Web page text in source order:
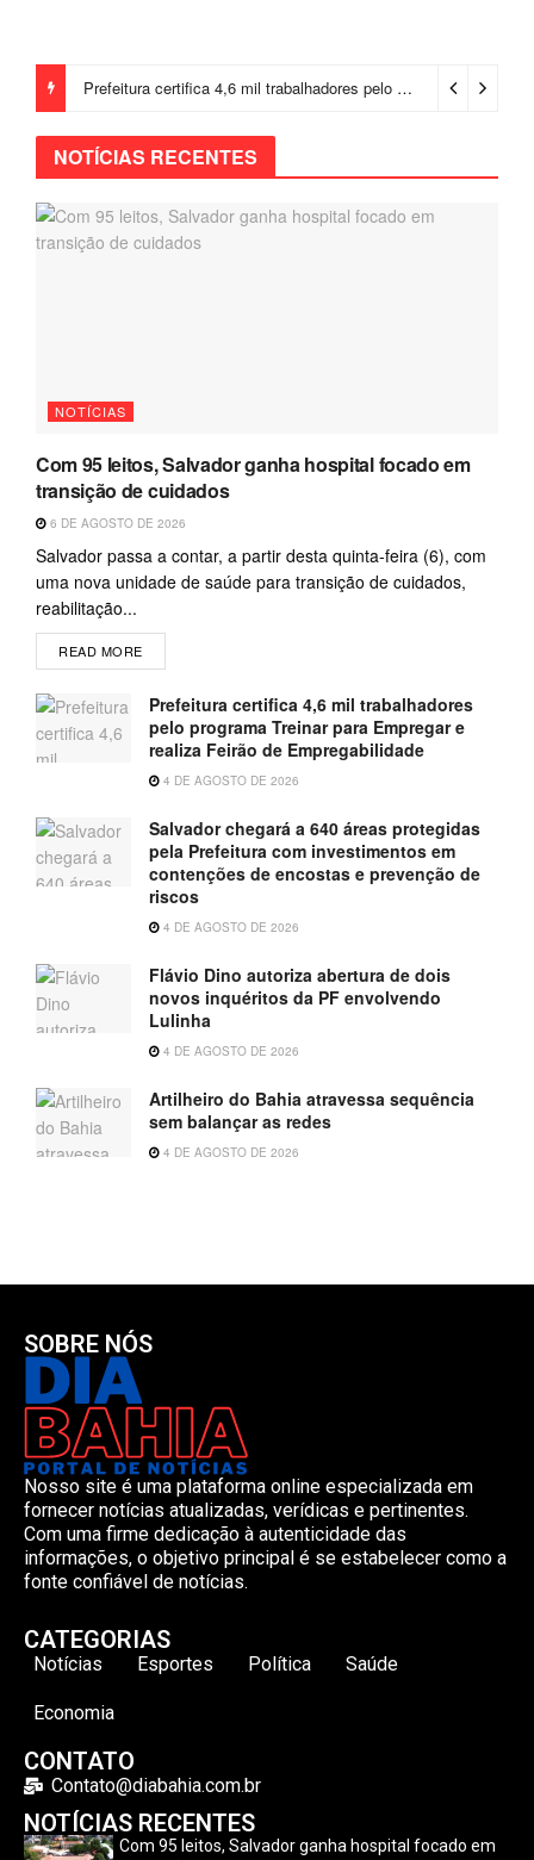
Prefeitura certifica 4,6 mil trabalhadores pelo programa Treinar para Empregar e realiza Feirão de Empregabilidade
NOTÍCIAS RECENTES
NOTÍCIAS
Com 95 leitos, Salvador ganha hospital focado em
transição de cuidados
6 DE AGOSTO DE 2026
Salvador passa a contar, a partir desta quinta-feira (6), com
uma nova unidade de saúde para transição de cuidados,
reabilitação...
READ MORE
Prefeitura certifica 4,6 mil trabalhadores
pelo programa Treinar para Empregar e
realiza Feirão de Empregabilidade
4 DE AGOSTO DE 2026
Salvador chegará a 640 áreas protegidas
pela Prefeitura com investimentos em
contenções de encostas e prevenção de
riscos
4 DE AGOSTO DE 2026
Flávio Dino autoriza abertura de dois
novos inquéritos da PF envolvendo
Lulinha
4 DE AGOSTO DE 2026
Artilheiro do Bahia atravessa sequência
sem balançar as redes
4 DE AGOSTO DE 2026
SOBRE NÓS
Nosso site é uma plataforma online especializada em
fornecer notícias atualizadas, verídicas e pertinentes.
Com uma firme dedicação à autenticidade das
informações, o objetivo principal é se estabelecer como a
fonte confiável de notícias.
CATEGORIAS
Notícias Esportes Política Saúde
Economia
CONTATO
Contato@diabahia.com.br
NOTÍCIAS RECENTES
Com 95 leitos, Salvador ganha hospital focado em